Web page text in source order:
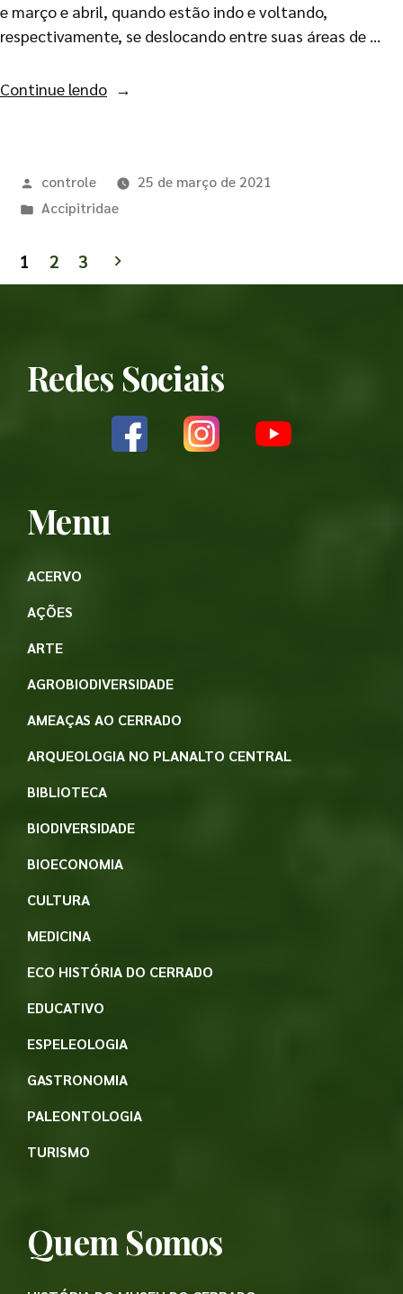
e março e abril, quando estão indo e voltando,
respectivamente, se deslocando entre suas áreas de …
Continue lendo
controle
25 de março de 2021
Accipitridae
1 2 3
Redes Sociais
Menu
ACERVO
AÇÕES
ARTE
AGROBIODIVERSIDADE
AMEAÇAS AO CERRADO
ARQUEOLOGIA NO PLANALTO CENTRAL
BIBLIOTECA
BIODIVERSIDADE
BIOECONOMIA
CULTURA
MEDICINA
ECO HISTÓRIA DO CERRADO
EDUCATIVO
ESPELEOLOGIA
GASTRONOMIA
PALEONTOLOGIA
TURISMO
Quem Somos